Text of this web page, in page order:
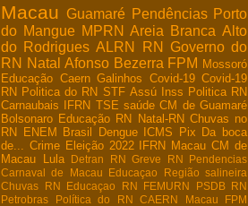
Macau Guamaré Pendências Porto
do Mangue MPRN Areia Branca Alto
do Rodrigues ALRN RN
Governo do
RN Natal Afonso Bezerra FPM Mossoró
Educação Caern Galinhos Covid-19 Covid-19
RN Politica do RN STF Assú Inss Politica RN
Carnaubais
IFRN TSE saúde CM de Guamaré
Bolsonaro Educação RN Natal-RN Chuvas no
RN
ENEM Brasil Dengue ICMS Pix Da boca
de...
Crime Eleição 2022 IFRN Macau CM de
Macau
Lula Detran RN Greve RN
Pendencias
Carnaval de Macau
Educaçao
Região salineira
Chuvas RN
Educaçao RN FEMURN
PSDB RN
Petrobras
Política do RN CAERN Macau
FPM